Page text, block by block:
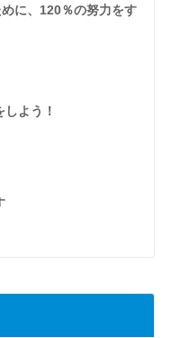
に、120％の努力をす
よう！